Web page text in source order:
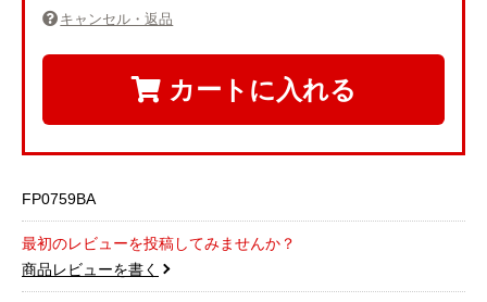
キャンセル・返品
カートに入れる
FP0759BA
最初のレビューを投稿してみませんか？
商品レビューを書く